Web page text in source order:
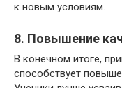
к новым условиям.
8. Повышение
В конечном итоге,
способствует